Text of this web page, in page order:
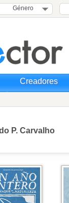
Género
Creadores
P. Carvalho